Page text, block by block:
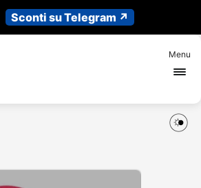
Sconti su Telegram ↗️
Menu